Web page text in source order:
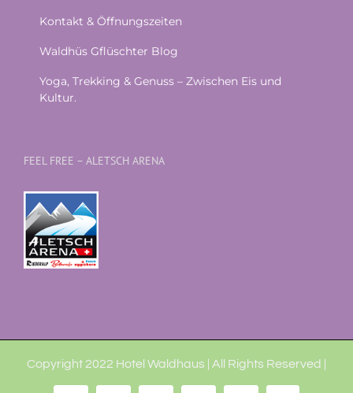
Kontakt & Öffnungszeiten
Waldhüs Gflüschter Blog
Yoga, Trekking & Genuss – Zwischen Eis und
Kultur.
FEEL FREE – ALETSCH ARENA
Copyright 2022 Hotel Waldhaus | All Rights Reserved |